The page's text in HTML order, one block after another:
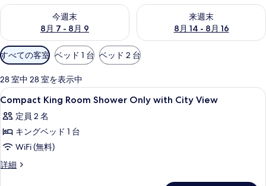
写
ギ
ャ
ラ
リ
ー
今週末
8月 7 - 8月 9
今週末 8月 7 - 8月 9 の空室状況をチェック
来週末
8月 14 - 8月 16
来週末 8月 14 - 8月 16 の空室
利
用
可
能
な
客
室
の
り
すべての客室 ベッド 1 台 ベッド 2 台
28 室中 28 室を表示中
Compact
King
Room
Shower
Only
with
低刺激性寝具、セーフティボックス
4
Compact King Room Shower Only with City View
定員 2 名
キングベッド 1 台
WiFi (無料)
詳細
Compact